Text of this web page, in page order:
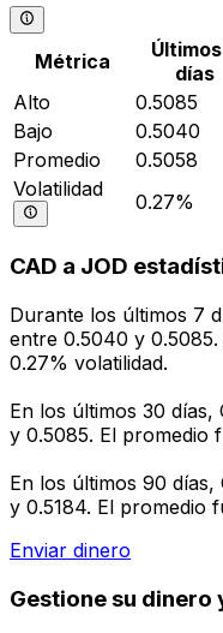
Métrica
días
Alto
0.5085
Bajo
0.5040
Promedio
0.5058
Volatilidad
0.27%
CAD a JOD
Durante los últimos 7
entre 0.5040 y
0.27% volatilidad.
En los últimos 30
y 0.5085. El promedio
En los últimos 90
y 0.5184. El promedio
Enviar dinero
Gestione su dinero